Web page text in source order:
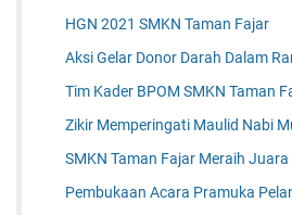
HGN 2021 SMKN Taman Fajar
Aksi Gelar Donor Darah Dalam
Tim Kader BPOM SMKN Taman
Zikir Memperingati Maulid Nabi
SMKN Taman Fajar Meraih
Pembukaan Acara Pramuka